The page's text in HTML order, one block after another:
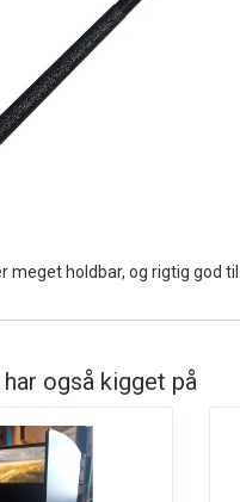
meget holdbar, og rigtig god
også kigget på